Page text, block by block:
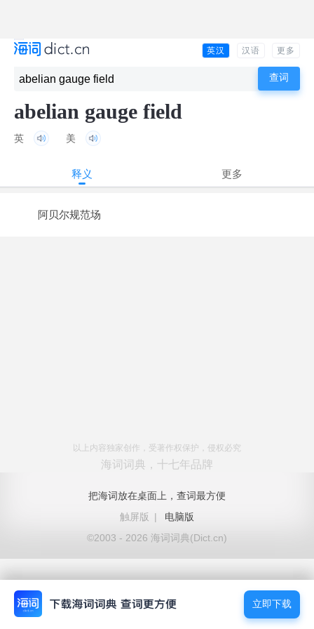
英汉 汉语 更多
abelian gauge field
英 美
释义 更多
阿贝尔规范场
以上内容独家创作，受著作权保护，侵权必究
海词词典，十七年品牌
把海词放在桌面上，查词最方便
触屏版
|
电脑版
©2003 - 2026 海词词典(Dict.cn)
立即下载
立即下载